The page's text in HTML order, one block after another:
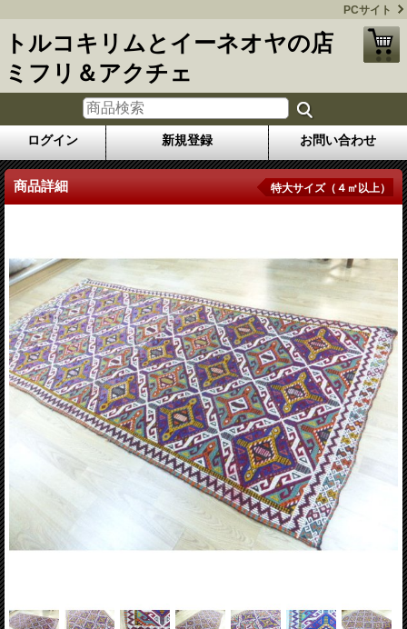
PCサイト
トルコキリムとイーネオヤの店
ミフリ＆アクチェ
ログイン 新規登録 お問い合わせ
商品詳細 特大サイズ（４㎡以上）